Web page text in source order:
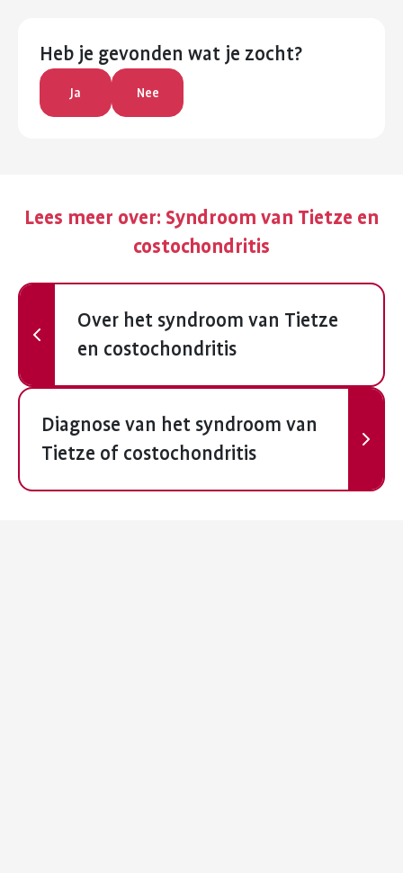
Heb je gevonden wat je zocht?
Ja Nee
Lees meer over: Syndroom van Tietze en
costochondritis
Vorige
Over het syndroom van Tietze
en costochondritis
Volgende
Diagnose van het syndroom van
Tietze of costochondritis